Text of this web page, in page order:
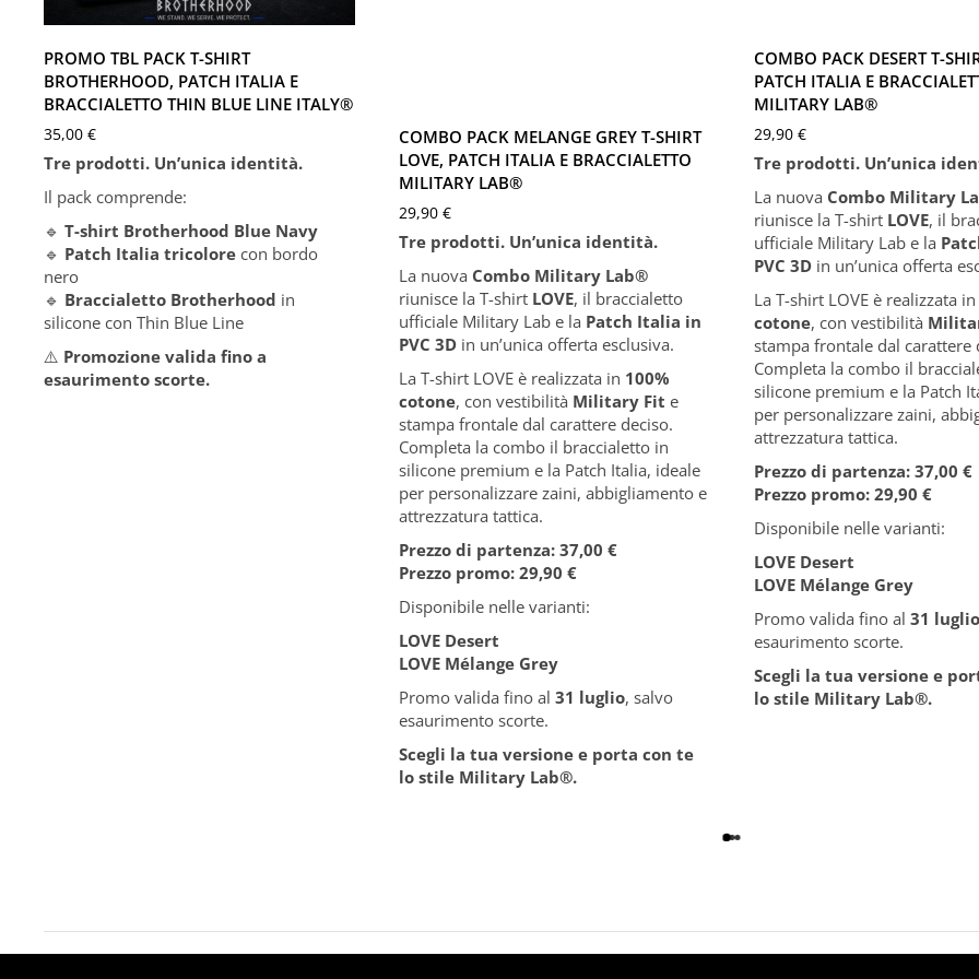
PROMO TBL PACK T-SHIRT
BROTHERHOOD, PATCH ITALIA E
BRACCIALETTO THIN BLUE LINE ITALY®
35,00 €
Tre prodotti. Un’unica identità.
Il pack comprende:
🔹 T-shirt Brotherhood Blue Navy
🔹 Patch Italia tricolore con bordo
nero
🔹 Braccialetto Brotherhood in
silicone con Thin Blue Line
⚠️ Promozione valida fino a
esaurimento scorte.
COMBO PACK MELANGE GREY T-SHIRT
LOVE, PATCH ITALIA E BRACCIALETTO
MILITARY LAB®
29,90 €
Tre prodotti. Un’unica identità.
La nuova Combo Military Lab®
riunisce la T-shirt LOVE, il braccialetto
ufficiale Military Lab e la Patch Italia in
PVC 3D in un’unica offerta esclusiva.
La T-shirt LOVE è realizzata in 100%
cotone, con vestibilità Military Fit e
stampa frontale dal carattere deciso.
Completa la combo il braccialetto in
silicone premium e la Patch Italia, ideale
per personalizzare zaini, abbigliamento e
attrezzatura tattica.
Prezzo di partenza: 37,00 €
Prezzo promo: 29,90 €
Disponibile nelle varianti:
LOVE Desert
LOVE Mélange Grey
Promo valida fino al 31 luglio, salvo
esaurimento scorte.
Scegli la tua versione e porta con te
lo stile Military Lab®.
COMBO PACK DESERT T-
PATCH ITALIA E
MILITARY LAB®
29,90 €
Tre prodotti. Un’unica
La nuova Combo Military
riunisce la T-shirt LOVE, il
ufficiale Military Lab e la
PVC 3D in un’unica offerta
La T-shirt LOVE è realizzata in
cotone, con vestibilità
stampa frontale dal carattere
Completa la combo il
silicone premium e la Patch
per personalizzare zaini,
attrezzatura tattica.
Prezzo di partenza: 37,00 €
Prezzo promo: 29,90 €
Disponibile nelle varianti:
LOVE Desert
LOVE Mélange Grey
Promo valida fino al 31 luglio
esaurimento scorte.
Scegli la tua versione e
lo stile Military Lab®.